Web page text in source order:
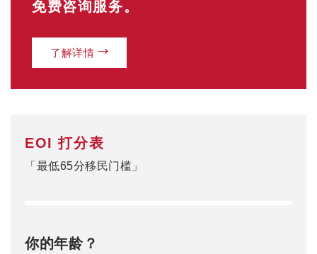
免费咨询服务。
了解详情
EOI 打分表
「最低65分移民门槛」
你的年龄？